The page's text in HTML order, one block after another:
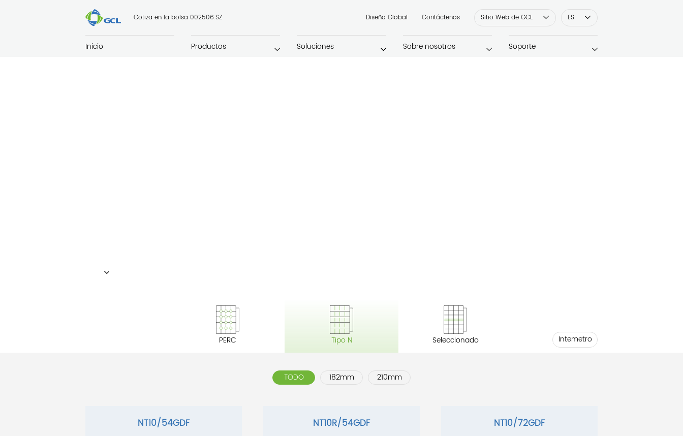
Cotiza en la bolsa 002506.SZ Diseño Global Contáctenos Sitio Web de GCL ES
Inicio Productos Soluciones Sobre nosotros Soporte
PERC Tipo N Seleccionado Intemetro
TODO 182mm 210mm
NT10/54GDF NT10R/54GDF NT10/72GDF